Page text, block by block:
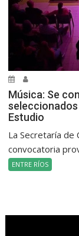
Música: Se
Estudio
La Secretaría de
convocatoria
ENTRE RÍOS